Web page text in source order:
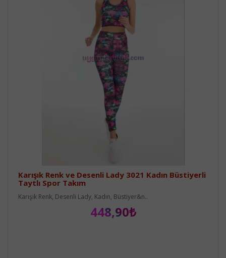
Karışık Renk ve Desenli Lady 3021 Kadın Büstiyerli
Taytlı Spor Takım
Karışık Renk, Desenli Lady, Kadın, Büstiyer&n..
448,90₺